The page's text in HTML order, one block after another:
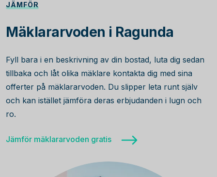
JÄMFÖR
Mäklararvoden i Ragunda
Fyll bara i en beskrivning av din bostad, luta dig sedan
tillbaka och låt olika mäklare kontakta dig med sina
offerter på mäklararvoden. Du slipper leta runt själv
och kan istället jämföra deras erbjudanden i lugn och
ro.
Jämför mäklararvoden gratis